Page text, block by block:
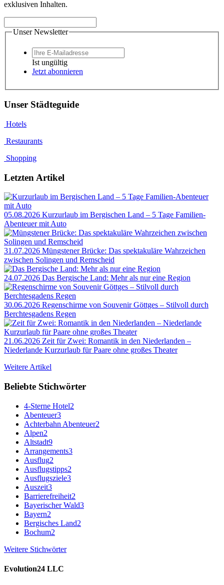
exklusiven Inhalten.
Unser Newsletter
Ist ungültig
Jetzt abonnieren
Unser Städteguide
Hotels
Restaurants
Shopping
Letzten Artikel
05.08.2026 Kurzurlaub im Bergischen Land – 5 Tage Familien-
Abenteuer mit Auto
31.07.2026 Müngstener Brücke: Das spektakuläre Wahrzeichen
zwischen Solingen und Remscheid
24.07.2026 Das Bergische Land: Mehr als nur eine Region
30.06.2026 Regenschirme von Souvenir Göttges – Stilvoll durch
Berchtesgadens Regen
21.06.2026 Zeit für Zwei: Romantik in den Niederlanden –
Niederlande Kurzurlaub für Paare ohne großes Theater
Weitere Artikel
Beliebte Stichwörter
4-Sterne Hotel2
Abenteuer3
Achterbahn Abenteuer2
Alpen2
Altstadt9
Arrangements3
Ausflug2
Ausflugstipps2
Ausflugsziele3
Auszeit3
Barrierefreiheit2
Bayerischer Wald3
Bayern2
Bergisches Land2
Bochum2
Weitere Stichwörter
Evolution24 LLC